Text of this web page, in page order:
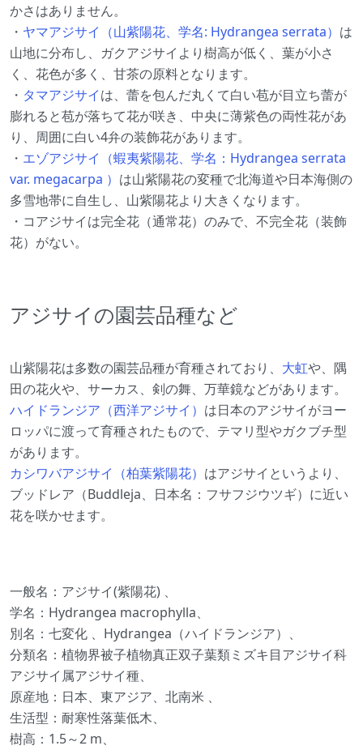
かさはありません。
・ ヤマアジサイ（山紫陽花、学名: Hydrangea serrata） は
山地に分布し、ガクアジサイより樹高が低く、葉が小さ
く、花色が多く、甘茶の原料となります。
・ タマアジサイは、蕾を包んだ丸くて白い苞が目立ち蕾が
膨れると苞が落ちて花が咲き、中央に薄紫色の両性花があ
り、周囲に白い4弁の装飾花があります。
・ エゾアジサイ（蝦夷紫陽花、学名：Hydrangea serrata
var. megacarpa ） は山紫陽花の変種で北海道や日本海側の
多雪地帯に自生し、山紫陽花より大きくなります。
・コアジサイは完全花（通常花）のみで、不完全花（装飾
花）がない。
アジサイの園芸品種など
山紫陽花は多数の園芸品種が育種されており、 大虹や、隅
田の花火や、サーカス、剣の舞、万華鏡などがあります。
ハイドランジア（西洋アジサイ） は日本のアジサイがヨー
ロッパに渡って育種されたもので、テマリ型やガクブチ型
があります。
カシワバアジサイ（柏葉紫陽花） はアジサイというより、
ブッドレア（Buddleja、日本名：フサフジウツギ）に近い
花を咲かせます。
一般名：アジサイ(紫陽花) 、
学名：Hydrangea macrophylla、
別名：七変化 、Hydrangea（ハイドランジア）、
分類名：植物界被子植物真正双子葉類ミズキ目アジサイ科
アジサイ属アジサイ種、
原産地：日本、東アジア、北南米 、
生活型：耐寒性落葉低木、
樹高：1.5～2 m、